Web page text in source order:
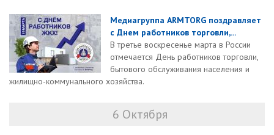
Медиагруппа ARMTORG поздравляет
с Днем работников торговли,...
В третье воскресенье марта в России
отмечается День работников торговли,
бытового обслуживания населения и
жилищно-коммунального хозяйства.
6 Октября